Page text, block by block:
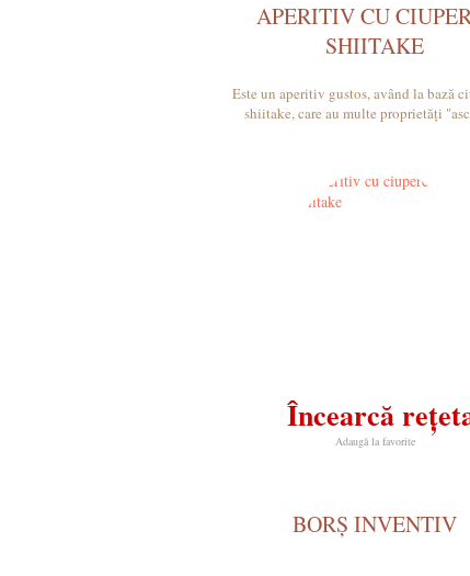
APERITIV CU
SHIITAKE
Este un aperitiv gustos, având la bază
shiitake, care au multe proprietăți
Încearcă
Adaugă la favorite
BORȘ INVENTIV